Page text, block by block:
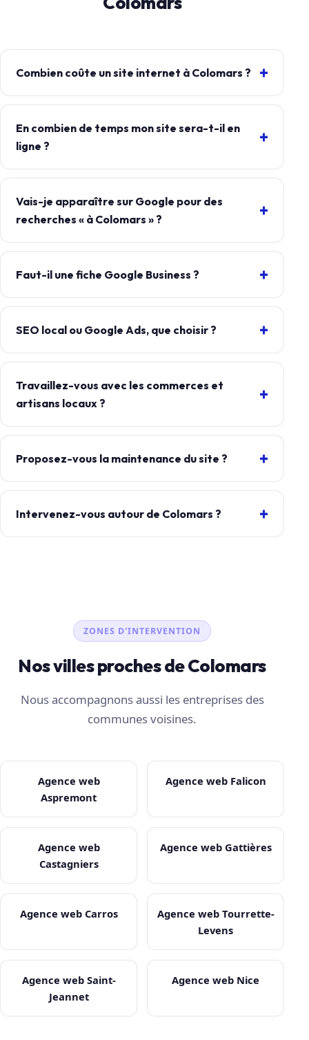
Combien coûte un site internet à Colomars ?
En combien de temps mon site sera-t-il en
ligne ?
Vais-je apparaître sur Google pour des
recherches « à Colomars » ?
Faut-il une fiche Google Business ?
SEO local ou Google Ads, que choisir ?
Travaillez-vous avec les commerces et
artisans locaux ?
Proposez-vous la maintenance du site ?
Intervenez-vous autour de Colomars ?
ZONES D'INTERVENTION
Nos villes proches de Colomars
Nous accompagnons aussi les entreprises des
communes voisines.
Agence web
Aspremont
Agence web Falicon
Agence web
Castagniers
Agence web Gattières
Agence web Carros
Agence web Tourrette-
Levens
Agence web Saint-
Jeannet
Agence web Nice